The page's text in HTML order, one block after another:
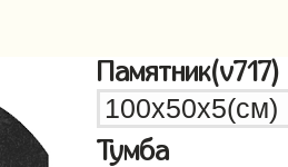
Памятник(v717)
Тумба